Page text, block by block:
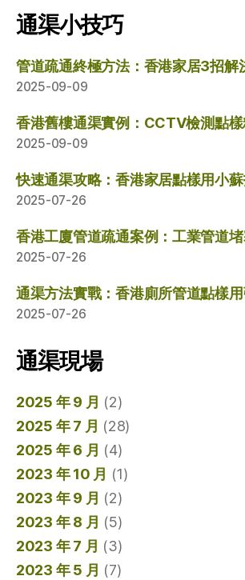
通渠小技巧
管道疏通終極方法：香港家居3招解
2025-09-09
香港舊樓通渠實例：CCTV檢測點樣
2025-09-09
快速通渠攻略：香港家居點樣用小
2025-07-26
香港工廈管道疏通案例：工業管道
2025-07-26
通渠方法實戰：香港廁所管道點樣
2025-07-26
通渠現場
2025 年 9 月 (2)
2025 年 7 月 (28)
2025 年 6 月 (4)
2023 年 10 月 (1)
2023 年 9 月 (2)
2023 年 8 月 (5)
2023 年 7 月 (3)
2023 年 5 月 (7)